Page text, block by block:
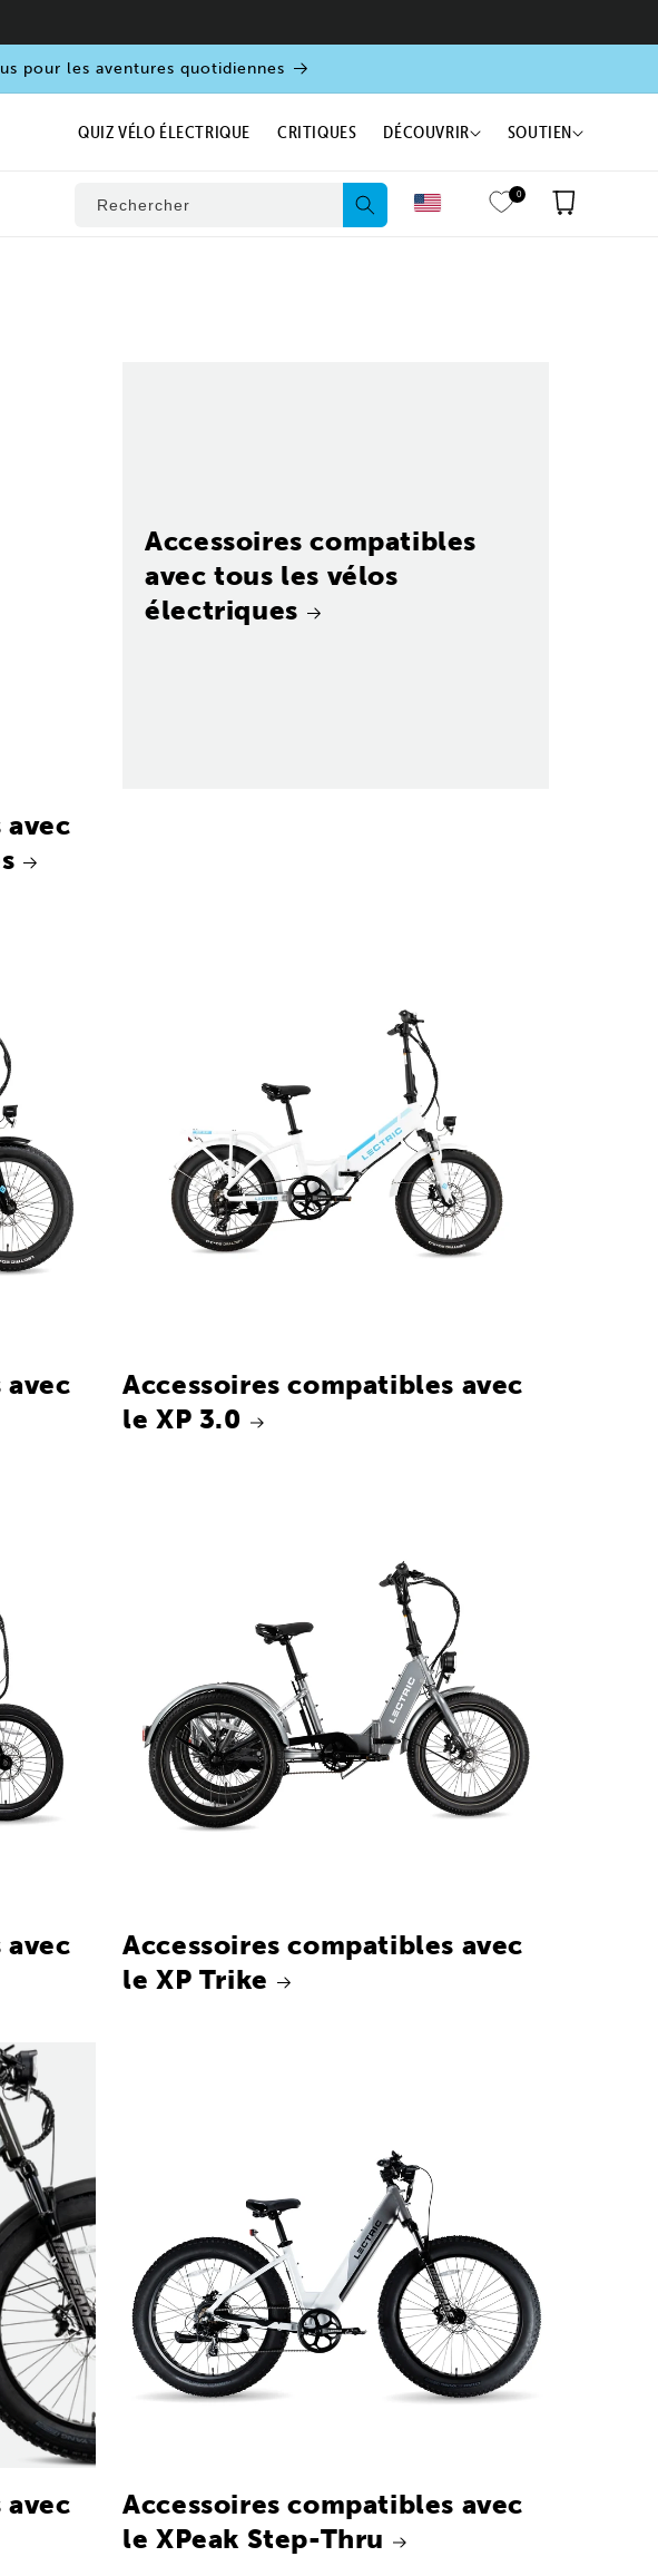
pour les aventures quotidiennes
Rechercher
0 Panier
QUIZ VÉLO ÉLECTRIQUE CRITIQUES DÉCOUVRIR SOUTIEN
avec
Accessoires compatibles
avec tous les vélos
électriques
avec
Accessoires compatibles avec
le XP 3.0
avec
Accessoires compatibles avec
le XP Trike
avec
Accessoires compatibles avec
le XPeak Step-Thru